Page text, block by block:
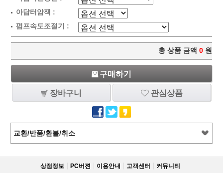
아답터암잭 :
펌프속도조절기 :
총 상품 금액 0 원
구매하기
장바구니 관심상품
교환/반품/환불/취소
상점정보 PC버젼 이용안내 고객센터 커뮤니티